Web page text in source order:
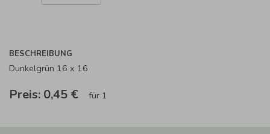
BESCHREIBUNG
Dunkelgrün 16 x 16
Preis: 0,45 € für 1